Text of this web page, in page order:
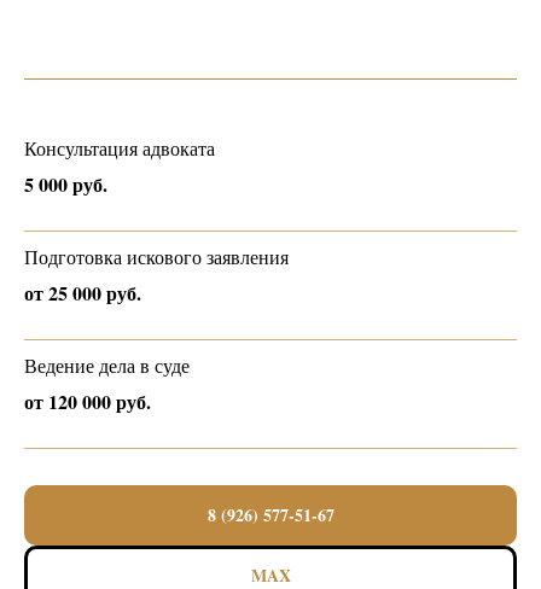
Консультация адвоката
5 000 руб.
Подготовка искового заявления
от 25 000 руб.
Ведение дела в суде
от 120 000 руб.
8 (926) 577-51-67
MAX